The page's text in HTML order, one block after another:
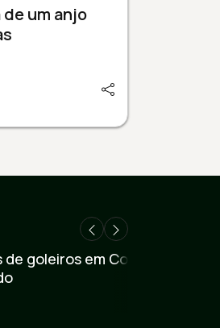
um anjo
goleiros em Copas